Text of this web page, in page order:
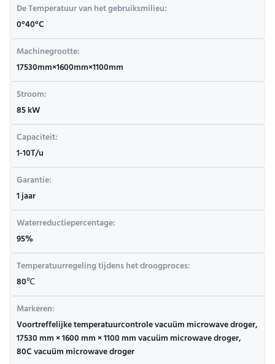
De Temperatuur van het gebruiksmilieu:
0°40°C
Machinegrootte:
17530mm×1600mm×1100mm
Stroom:
85 kW
Capaciteit:
1-10T/u
Garantie:
1 jaar
Waterreductiepercentage:
95%
Temperatuurregeling tijdens het droogproces:
80℃
Markeren:
Voortreffelijke temperatuurcontrole vacuüm microwave droger,
17530 mm × 1600 mm × 1100 mm vacuüm microwave droger,
80C vacuüm microwave droger